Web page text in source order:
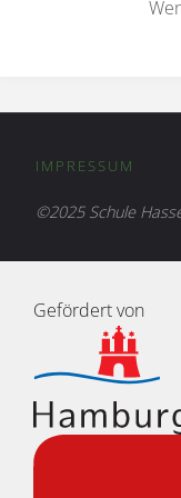
IMPRESSUM
©2025 Schule
Gefördert von